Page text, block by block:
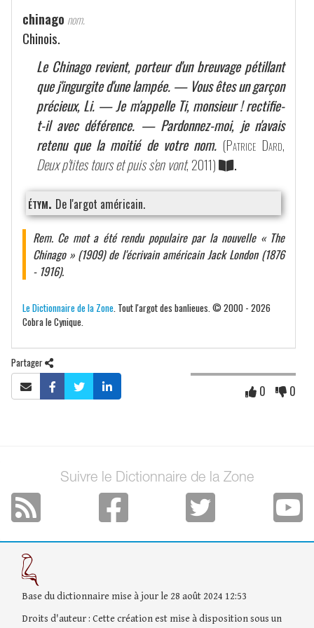
chinago nom.
Chinois.
Le Chinago revient, porteur d'un breuvage pétillant
que j'ingurgite d'une lampée. — Vous êtes un garçon
précieux, Li. — Je m'appelle Ti, monsieur ! rectifie-
t-il avec déférence. — Pardonnez-moi, je n'avais
retenu que la moitié de votre nom. (Patrice Dard,
Deux p'tites tours et puis s'en vont, 2011)
.
étym. De l'argot américain.
Rem. Ce mot a été rendu populaire par la nouvelle « The
Chinago » (1909) de l'écrivain américain Jack London (1876
- 1916).
Le Dictionnaire de la Zone . Tout l'argot des banlieues. © 2000 - 2026
Cobra le Cynique.
Partager
0 0
Suivre le Dictionnaire de la Zone
Base du dictionnaire mise à jour le 28 août 2024 12:53
Droits d'auteur : Cette création est mise à disposition sous un